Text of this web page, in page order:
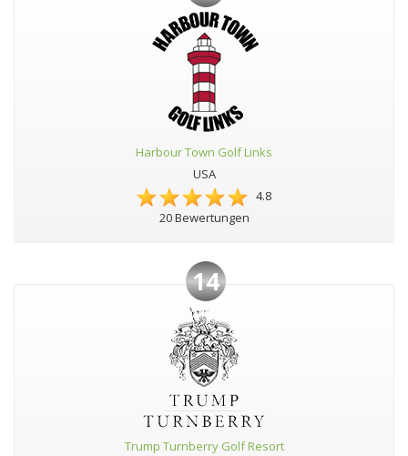
Harbour Town Golf Links
USA
4.8
20 Bewertungen
14
Trump Turnberry Golf Resort